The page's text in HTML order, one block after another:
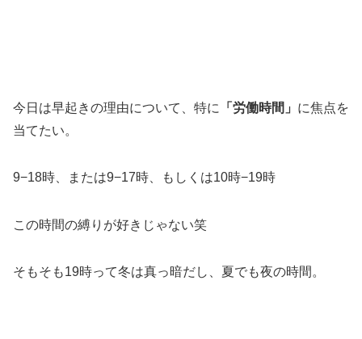
今日は早起きの理由について、特に 「労働時間」 に焦点を
当てたい。
9−18時、または9−17時、もしくは10時−19時
この時間の縛りが好きじゃない笑
そもそも19時って冬は真っ暗だし、夏でも夜の時間。